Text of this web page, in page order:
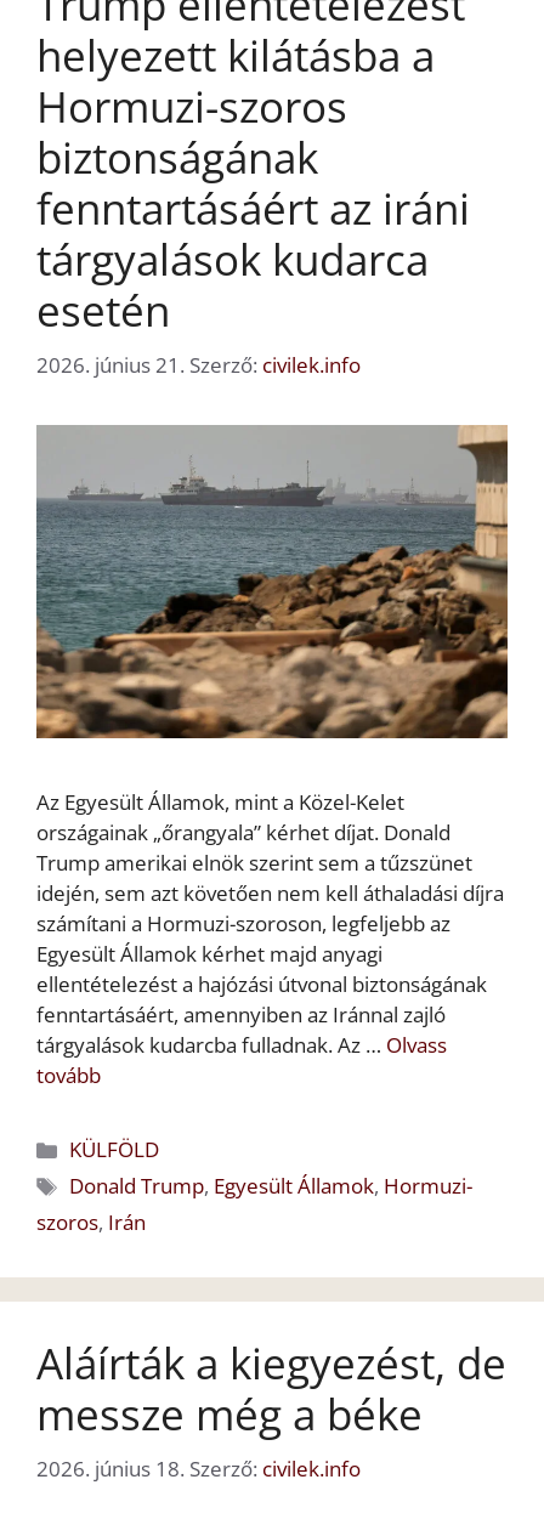
helyezett kilátásba a
Hormuzi-szoros
biztonságának
fenntartásáért az iráni
tárgyalások kudarca
esetén
2026. június 21. Szerző: civilek.info
Az Egyesült Államok, mint a Közel-Kelet
országainak „őrangyala” kérhet díjat. Donald
Trump amerikai elnök szerint sem a tűzszünet
idején, sem azt követően nem kell áthaladási díjra
számítani a Hormuzi-szoroson, legfeljebb az
Egyesült Államok kérhet majd anyagi
ellentételezést a hajózási útvonal biztonságának
fenntartásáért, amennyiben az Iránnal zajló
tárgyalások kudarcba fulladnak. Az … Olvass
tovább
Kategória
KÜLFÖLD
Címkék
Donald Trump, Egyesült Államok, Hormuzi-
szoros, Irán
Aláírták a kiegyezést, de
messze még a béke
2026. június 18. Szerző: civilek.info